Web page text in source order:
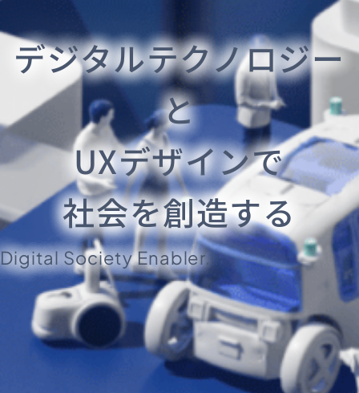
デジタルテクノロジー
と
UXデザインで
社会を創造する
Digital Society Enabler.